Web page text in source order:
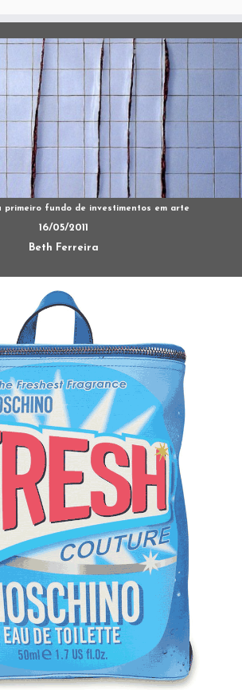
primeiro fundo de investimentos em arte
16/05/2011
Beth Ferreira